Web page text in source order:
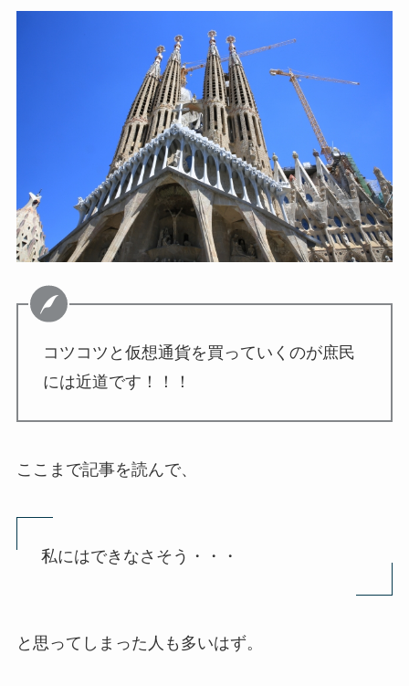
コツコツと仮想通貨を買っていくのが庶民
には近道です！！！
ここまで記事を読んで、
私にはできなさそう・・・
と思ってしまった人も多いはず。